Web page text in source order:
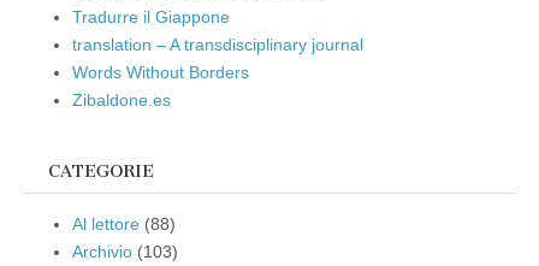
Tradurre il Giappone
translation – A transdisciplinary journal
Words Without Borders
Zibaldone.es
CATEGORIE
Al lettore (88)
Archivio (103)